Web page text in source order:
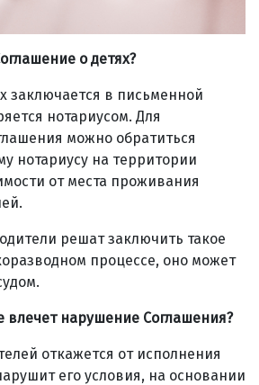
о детях?
заключается в письменной
нотариусом. Для
можно обратиться
нотариусу на территории
от места проживания
решат заключить такое
процессе, оно может
влечет нарушение Соглашения?
откажется от исполнения
его условия, на основании